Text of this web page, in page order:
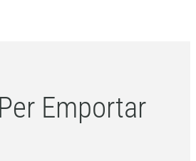
Emportar